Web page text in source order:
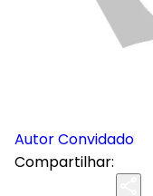
Autor Convidado
Compartilhar: